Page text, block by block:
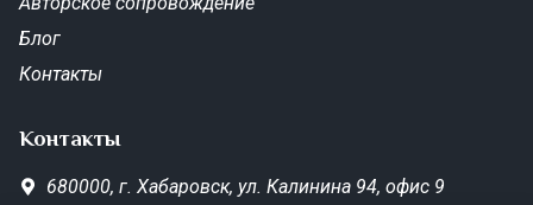
Блог
Контакты
Контакты
680000, г. Хабаровск, ул. Калинина 94, офис 9